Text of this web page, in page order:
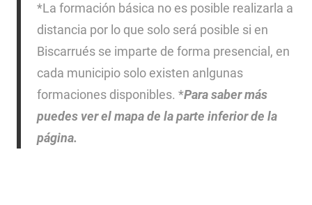
*La formación básica no es posible realizarla a
distancia por lo que solo será posible si en
Biscarrués se imparte de forma presencial, en
cada municipio solo existen anlgunas
formaciones disponibles. *Para saber más
puedes ver el mapa de la parte inferior de la
página.